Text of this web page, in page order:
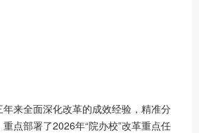
来全面深化改革的成效经验，精准分
点部署了2026年“院办校”改革重点任